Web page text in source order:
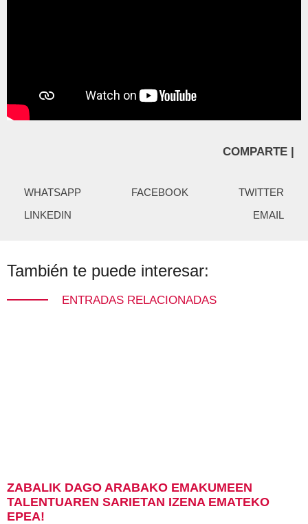
COMPARTE |
WHATSAPP FACEBOOK
TWITTER
LINKEDIN
EMAIL
También te puede interesar:
ENTRADAS RELACIONADAS
ZABALIK DAGO ARABAKO EMAKUMEEN
TALENTUAREN SARIETAN IZENA EMATEKO
EPEA!